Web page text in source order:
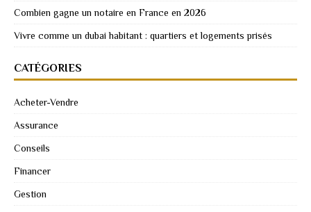
Combien gagne un notaire en France en 2026
Vivre comme un dubai habitant : quartiers et logements prisés
CATÉGORIES
Acheter-Vendre
Assurance
Conseils
Financer
Gestion